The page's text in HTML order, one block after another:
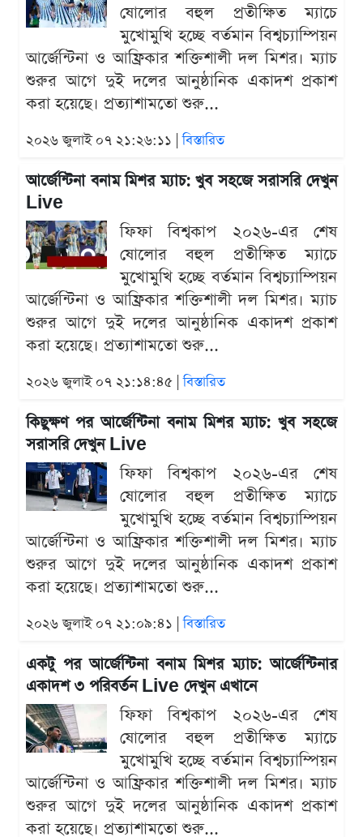
ষোলোর বহুল প্রতীক্ষিত ম্যাচে
মুখোমুখি হচ্ছে বর্তমান বিশ্বচ্যাম্পিয়ন
আর্জেন্টিনা ও আফ্রিকার শক্তিশালী দল মিশর। ম্যাচ
শুরুর আগে দুই দলের আনুষ্ঠানিক একাদশ প্রকাশ
করা হয়েছে। প্রত্যাশামতো শুরু...
২০২৬ জুলাই ০৭ ২১:২৬:১১ |বিস্তারিত
আর্জেন্টিনা বনাম মিশর ম্যাচ: খুব সহজে সরাসরি দেখুন
Live
ফিফা বিশ্বকাপ ২০২৬-এর শেষ
ষোলোর বহুল প্রতীক্ষিত ম্যাচে
মুখোমুখি হচ্ছে বর্তমান বিশ্বচ্যাম্পিয়ন
আর্জেন্টিনা ও আফ্রিকার শক্তিশালী দল মিশর। ম্যাচ
শুরুর আগে দুই দলের আনুষ্ঠানিক একাদশ প্রকাশ
করা হয়েছে। প্রত্যাশামতো শুরু...
২০২৬ জুলাই ০৭ ২১:১৪:৪৫ |বিস্তারিত
কিছুক্ষণ পর আর্জেন্টিনা বনাম মিশর ম্যাচ: খুব সহজে
সরাসরি দেখুন Live
ফিফা বিশ্বকাপ ২০২৬-এর শেষ
ষোলোর বহুল প্রতীক্ষিত ম্যাচে
মুখোমুখি হচ্ছে বর্তমান বিশ্বচ্যাম্পিয়ন
আর্জেন্টিনা ও আফ্রিকার শক্তিশালী দল মিশর। ম্যাচ
শুরুর আগে দুই দলের আনুষ্ঠানিক একাদশ প্রকাশ
করা হয়েছে। প্রত্যাশামতো শুরু...
২০২৬ জুলাই ০৭ ২১:০৯:৪১ |বিস্তারিত
একটু পর আর্জেন্টিনা বনাম মিশর ম্যাচ: আর্জেন্টিনার
একাদশ ৩ পরিবর্তন Live দেখুন এখানে
ফিফা বিশ্বকাপ ২০২৬-এর শেষ
ষোলোর বহুল প্রতীক্ষিত ম্যাচে
মুখোমুখি হচ্ছে বর্তমান বিশ্বচ্যাম্পিয়ন
আর্জেন্টিনা ও আফ্রিকার শক্তিশালী দল মিশর। ম্যাচ
শুরুর আগে দুই দলের আনুষ্ঠানিক একাদশ প্রকাশ
করা হয়েছে। প্রত্যাশামতো শুরু...